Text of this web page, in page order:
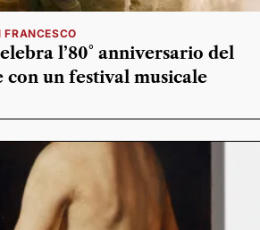
l’80° anniversario del
con un festival musicale